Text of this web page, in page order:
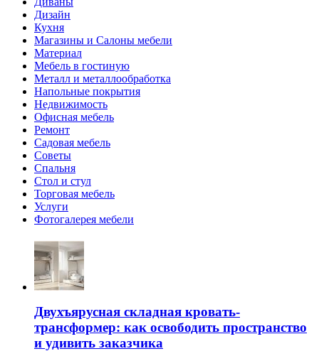
Дизайн
Кухня
Магазины и Салоны мебели
Материал
Мебель в гостиную
Металл и металлообработка
Напольные покрытия
Недвижимость
Офисная мебель
Ремонт
Садовая мебель
Советы
Спальня
Стол и стул
Торговая мебель
Услуги
Фотогалерея мебели
Двухъярусная складная кровать-
трансформер: как освободить пространство
и удивить заказчика